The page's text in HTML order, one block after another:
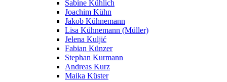
Sabine Kühlich
Joachim Kühn
Jakob Kühnemann
Lisa Kühnemann (Müller)
Jelena Kuljić
Fabian Künzer
Stephan Kurmann
Andreas Kurz
Maika Küster